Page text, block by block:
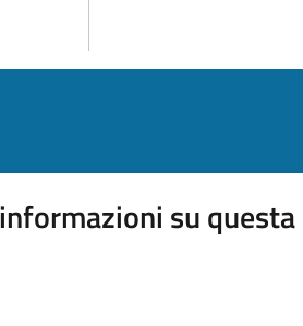
su questa